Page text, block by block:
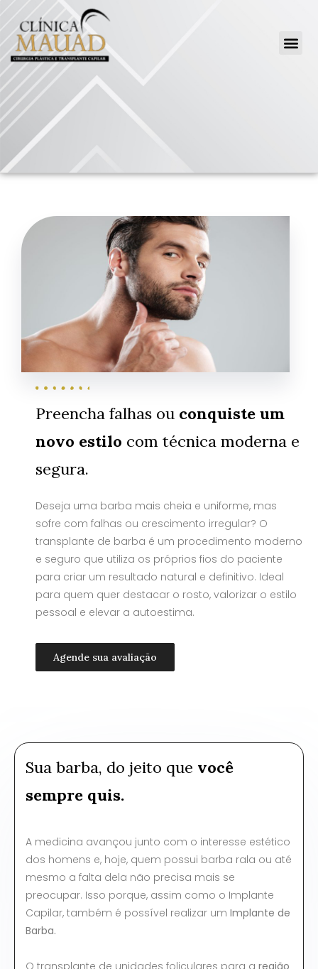
Preencha falhas ou conquiste um
novo estilo com técnica moderna e
segura.
Deseja uma barba mais cheia e uniforme, mas
sofre com falhas ou crescimento irregular? O
transplante de barba é um procedimento moderno
e seguro que utiliza os próprios fios do paciente
para criar um resultado natural e definitivo. Ideal
para quem quer destacar o rosto, valorizar o estilo
pessoal e elevar a autoestima.
Agende sua avaliação
Sua barba, do jeito que você
sempre quis.
A medicina avançou junto com o interesse estético
dos homens e, hoje, quem possui barba rala ou até
mesmo a falta dela não precisa mais se
preocupar. Isso porque, assim como o Implante
Capilar, também é possível realizar umImplante de
Barba.
O transplante de unidades foliculares para aregião